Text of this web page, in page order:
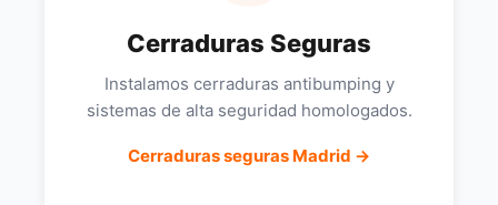
Cerraduras Seguras
Instalamos cerraduras antibumping y
sistemas de alta seguridad homologados.
Cerraduras seguras Madrid →